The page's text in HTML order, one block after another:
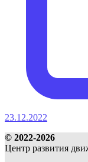
23.12.2022
© 2022-2026
Центр развития